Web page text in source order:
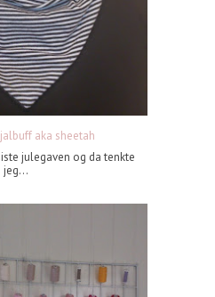
aka sheetah
julegaven og da tenkte
jeg...